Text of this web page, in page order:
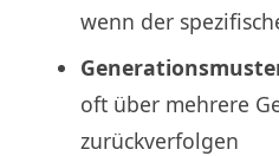
wenn der
oft über mehrere
zurückverfolgen